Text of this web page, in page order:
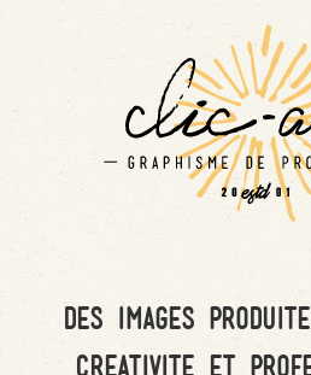
des images
creativite et